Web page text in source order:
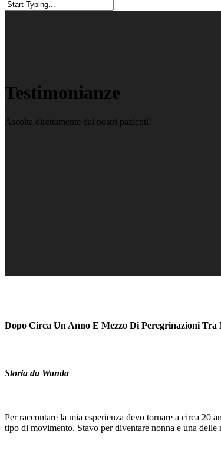
Testimonianze
Ascolta direttamente dai nostri pazienti!
Dopo Circa Un Anno E Mezzo Di Peregrinazioni
Storia da Wanda
Per raccontare la mia esperienza devo tornare a circa 20
tipo di movimento. Stavo per diventare nonna e una